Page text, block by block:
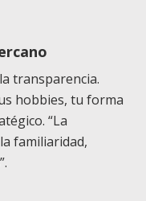
transparencia.
hobbies, tu forma
“La
familiaridad,